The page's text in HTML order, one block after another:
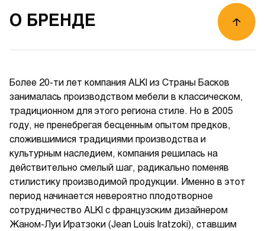
О БРЕНДЕ
Более 20-ти лет компания ALKI из Страны Басков
занималась производством мебели в классическом,
традиционном для этого региона стиле. Но в 2005
году, не пренебрегая бесценным опытом предков,
сложившимися традициями производства и
культурным наследием, компания решилась на
действительно смелый шаг, радикально поменяв
стилистику производимой продукции. Именно в этот
период начинается невероятно плодотворное
сотрудничество ALKI с французским дизайнером
Жаном-Луи Иратзоки (Jean Louis Iratzoki), ставшим